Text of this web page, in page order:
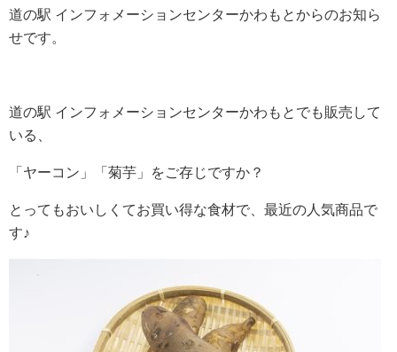
道の駅 インフォメーションセンターかわもとからのお知ら
せです。
道の駅 インフォメーションセンターかわもとでも販売して
いる、
「ヤーコン」「菊芋」をご存じですか？
とってもおいしくてお買い得な食材で、最近の人気商品で
す♪